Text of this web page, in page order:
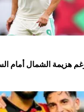
هزيمة الشمال أمام